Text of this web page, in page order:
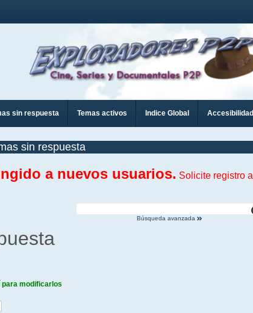
sin respuesta Temas activos Indice Global Accesibilidad
sin respuesta
a nuevos usuarios. Solicite registro a
Búsqueda avanzada
para modificarlos